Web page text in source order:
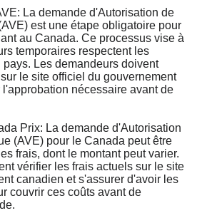
La demande d'Autorisation de
est une étape obligatoire pour
au Canada. Ce processus vise à
temporaires respectent les
Les demandeurs doivent
le site officiel du gouvernement
nécessaire avant de
Prix: La demande d'Autorisation
(AVE) pour le Canada peut être
frais, dont le montant peut varier.
vérifier les frais actuels sur le site
canadien et s'assurer d'avoir les
couvrir ces coûts avant de